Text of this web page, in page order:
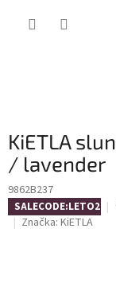
KiETLA
/ lavender
9862B237
Značka: KiETLA